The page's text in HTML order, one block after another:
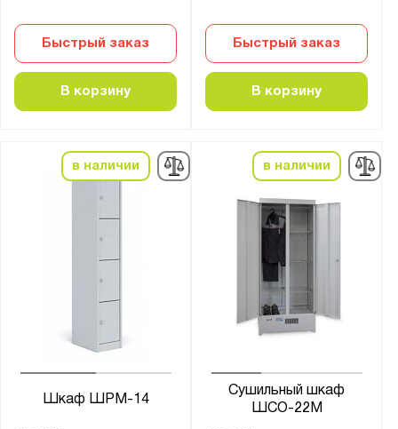
Быстрый заказ
В корзину
Быстрый заказ
В корзину
в наличии
Шкаф ШРМ-14
в наличии
Сушильный шкаф
ШСО-22М
60
Количество секций:
7
8